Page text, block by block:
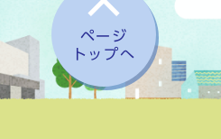
ページ
トップへ